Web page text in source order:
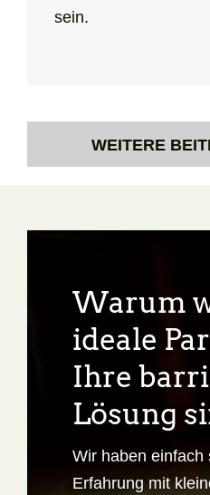
sein.
WEITERE
Warum
ideale
Ihre
Lösung
Wir haben einfach
Erfahrung mit